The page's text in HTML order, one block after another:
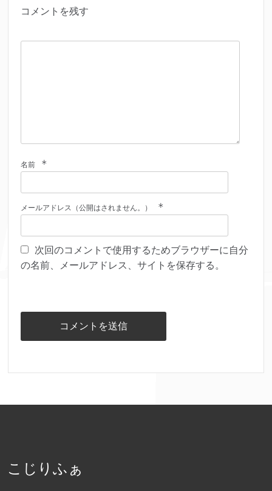
コメントを残す
名前 *
メールアドレス（公開はされません。） *
次回のコメントで使用するためブラウザーに自分
の名前、メールアドレス、サイトを保存する。
こじりふぁ